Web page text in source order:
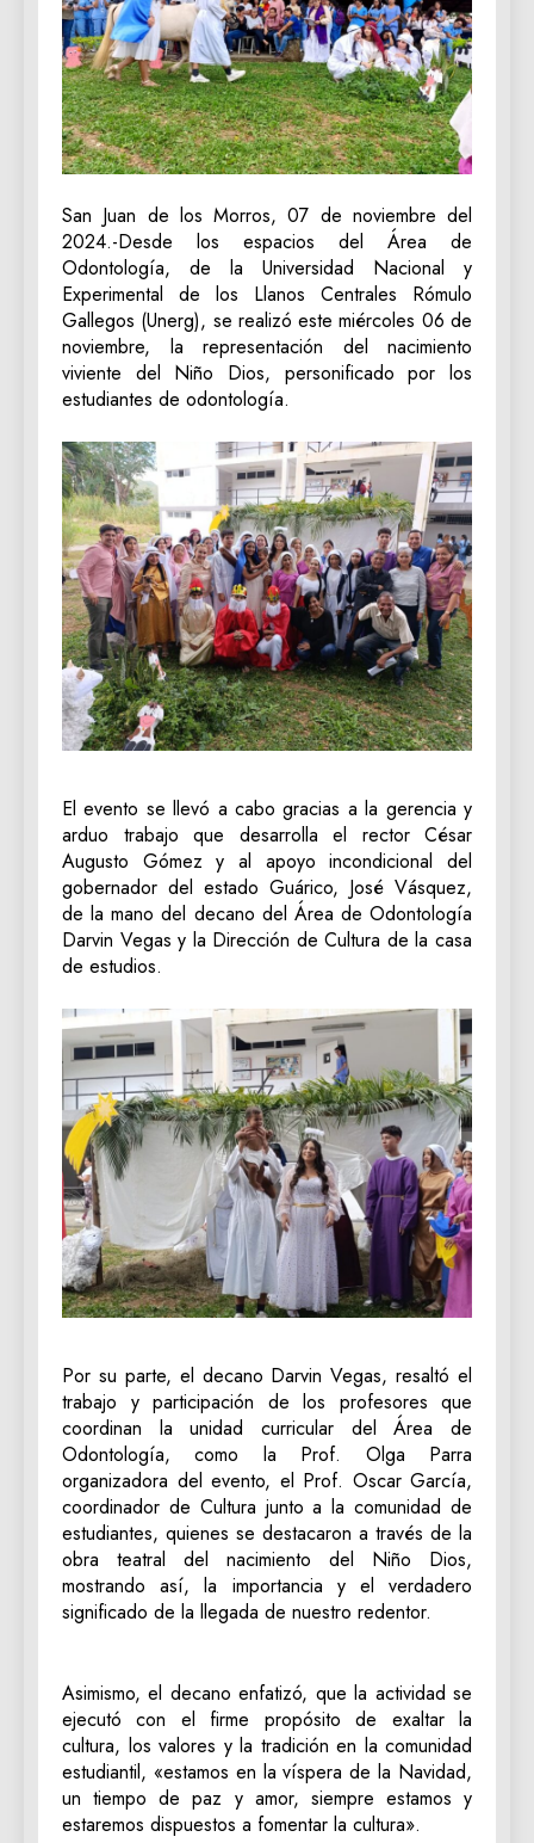
San Juan de los Morros, 07 de noviembre del
2024.-Desde los espacios del Área de
Odontología, de la Universidad Nacional y
Experimental de los Llanos Centrales Rómulo
Gallegos (Unerg), se realizó este miércoles 06 de
noviembre, la representación del nacimiento
viviente del Niño Dios, personificado por los
estudiantes de odontología.
El evento se llevó a cabo gracias a la gerencia y
arduo trabajo que desarrolla el rector César
Augusto Gómez y al apoyo incondicional del
gobernador del estado Guárico, José Vásquez,
de la mano del decano del Área de Odontología
Darvin Vegas y la Dirección de Cultura de la casa
de estudios.
Por su parte, el decano Darvin Vegas, resaltó el
trabajo y participación de los profesores que
coordinan la unidad curricular del Área de
Odontología, como la Prof. Olga Parra
organizadora del evento, el Prof. Oscar García,
coordinador de Cultura junto a la comunidad de
estudiantes, quienes se destacaron a través de la
obra teatral del nacimiento del Niño Dios,
mostrando así, la importancia y el verdadero
significado de la llegada de nuestro redentor.
Asimismo, el decano enfatizó, que la actividad se
ejecutó con el firme propósito de exaltar la
cultura, los valores y la tradición en la comunidad
estudiantil, «estamos en la víspera de la Navidad,
un tiempo de paz y amor, siempre estamos y
estaremos dispuestos a fomentar la cultura».